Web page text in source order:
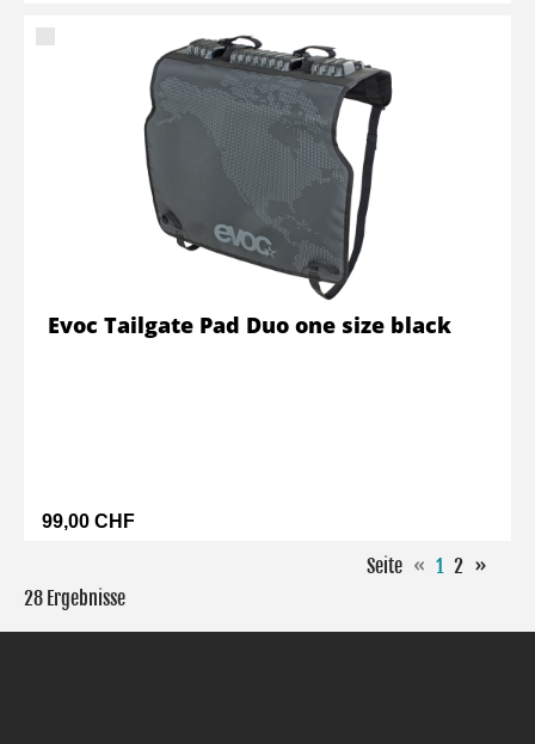
99,00 CHF
Evoc Tailgate Pad Duo one size black
Seite « 1 2 »
28 Ergebnisse